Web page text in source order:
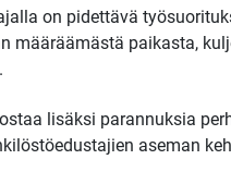
on pidettävä
määräämästä paikasta,
lisäksi parannuksia
aseman